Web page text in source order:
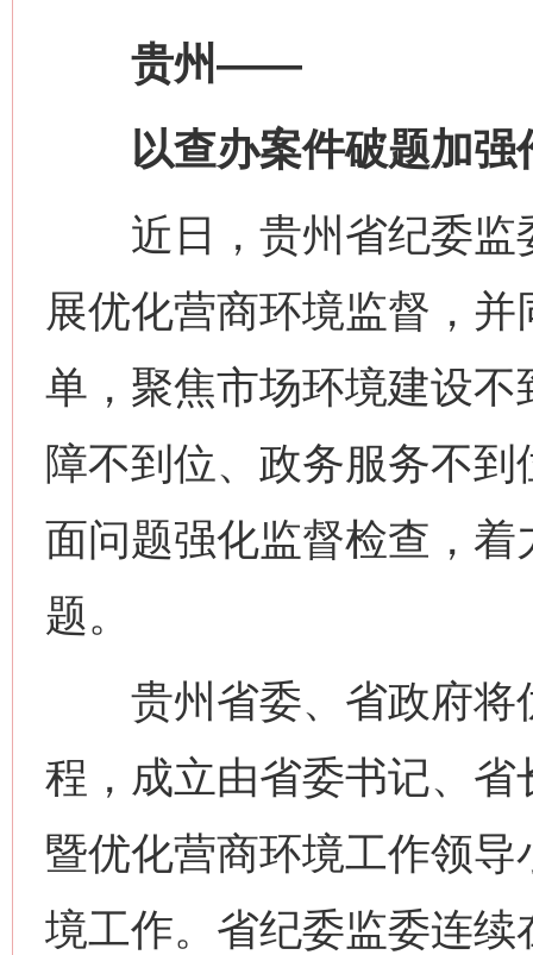
贵州——
以查办案件破题加强
近日，贵州省纪委监
展优化营商环境监督，
单，聚焦市场环境建设
障不到位、政务服务不
面问题强化监督检查，
题。
贵州省委、省政府将
程，成立由省委书记、
暨优化营商环境工作领
境工作。省纪委监委连